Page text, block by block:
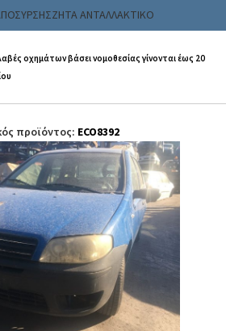
ΖΗΤΑ ΑΝΤΑΛΛΑΚΤΙΚΟ
οχημάτων βάσει νομοθεσίας γίνονται έως 20
& Αξεσουάρ
προϊόντος: ECO8392